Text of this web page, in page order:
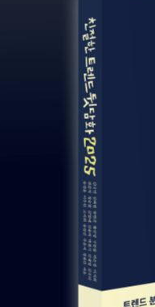
OOH: 옥외광고의 변신
도래 | 옥외광고가 뜨고
스: 재밌어야 산다
개막 | 새로운 기회를 품
팅: 취향 공유 가족
성 | 非키즈 브랜드의 가족
: 검색 마케팅의 진화
울이 되다 | Search 2.0 달